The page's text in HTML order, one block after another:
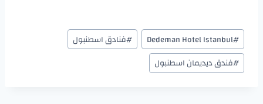
#
Dedeman Hotel Istanbul
#فنادق اسطنبول
#فندق ديديمان اسطنبول